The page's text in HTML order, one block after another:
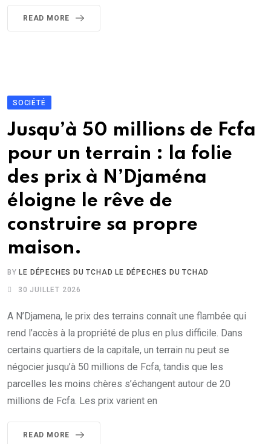
READ MORE
SOCIÉTÉ
Jusqu’à 50 millions de Fcfa
pour un terrain : la folie
des prix à N’Djaména
éloigne le rêve de
construire sa propre
maison.
BYLE DÉPECHES DU TCHAD LE DÉPECHES DU TCHAD
30 JUILLET 2026
A N’Djamena, le prix des terrains connaît une flambée qui
rend l’accès à la propriété de plus en plus difficile. Dans
certains quartiers de la capitale, un terrain nu peut se
négocier jusqu’à 50 millions de Fcfa, tandis que les
parcelles les moins chères s’échangent autour de 20
millions de Fcfa. Les prix varient en
READ MORE